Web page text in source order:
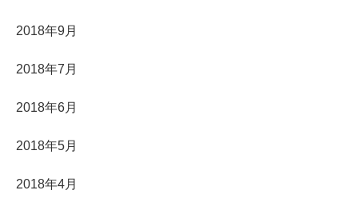
2018年9月
2018年7月
2018年6月
2018年5月
2018年4月